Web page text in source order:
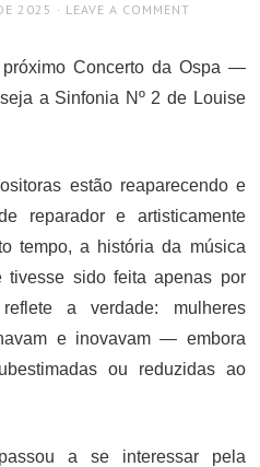
2025 LEAVE A COMMENT
Concerto da Ospa —
a Sinfonia Nº 2 de Louise
estão reaparecendo e
reparador e artisticamente
tempo, a história da música
tivesse sido feita apenas por
a verdade: mulheres
e inovavam — embora
ou reduzidas ao
a se interessar pela